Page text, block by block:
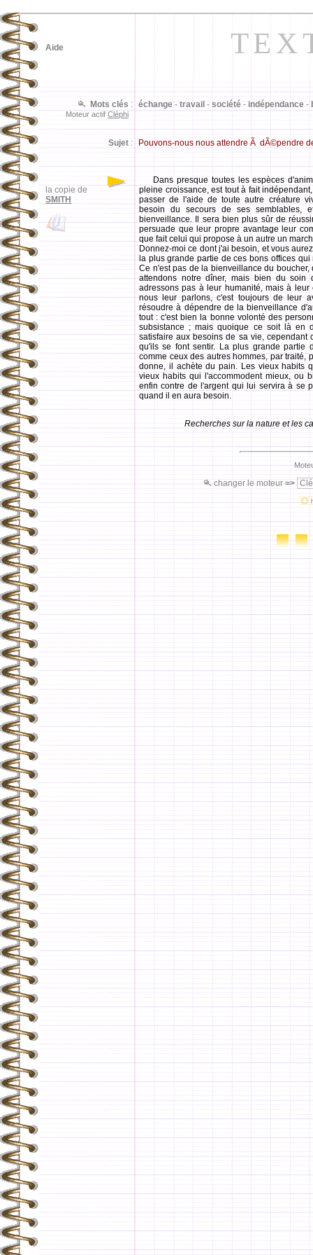
la copie de
SMITH
échange - travail - société - indépendance -
Mots clés :
Moteur actif Cléphi
Sujet : Pouvons-nous nous attendre Ã dÃ©pendre
Aide
Dans presque toutes les espèces
pleine croissance, est tout à fait
passer de l'aide de toute autre créature
besoin du secours de ses semblables,
bienveillance. Il sera bien plus sûr de
persuade que leur propre avantage leur
que fait celui qui propose à un autre un
Donnez-moi ce dont j'ai besoin, et vous
la plus grande partie de ces bons offices
Ce n'est pas de la bienveillance du
attendons notre dîner, mais bien du soin
adressons pas à leur humanité, mais à
nous leur parlons, c'est toujours de leur
résoudre à dépendre de la bienveillance
tout : c'est bien la bonne volonté des
subsistance ; mais quoique ce soit là en
satisfaire aux besoins de sa vie,
qu'ils se font sentir. La plus grande partie
comme ceux des autres hommes, par traité,
donne, il achète du pain. Les vieux habits
vieux habits qui l'accommodent mieux, ou
enfin contre de l'argent qui lui servira à se
quand il en aura besoin.
Recherches sur la nature et les
changer le moteur=>